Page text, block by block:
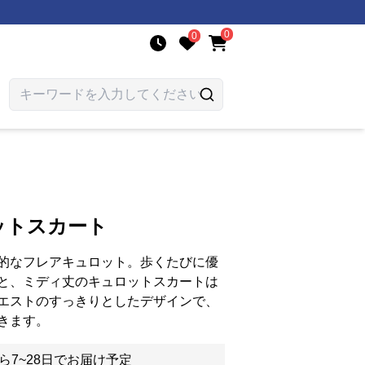
0 0
スカート
なフレアキュロット。歩くたびに優
、ミディ丈のキュロットスカートは
ストのすっきりとしたデザインで、
ます。
7~28日でお届け予定